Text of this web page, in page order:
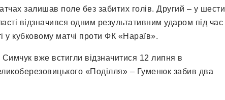
залишав поле без забитих голів. Другий – у шести
відзначився одним результативним ударом під час
у кубковому матчі проти ФК «Нараїв».
вже встигли відзначитися 12 липня в
«Поділля» – Гуменюк забив два